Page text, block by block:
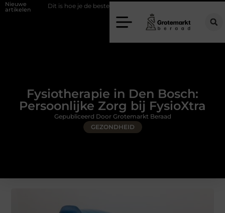
Nieuwe
artikelen
Dit is hoe je de beste kapper in Arnhem kunt vinden
Fysiotherapie in Den Bosch:
Persoonlijke Zorg bij FysioXtra
GEZONDHEID
Gepubliceerd Door Grotemarkt Beraad